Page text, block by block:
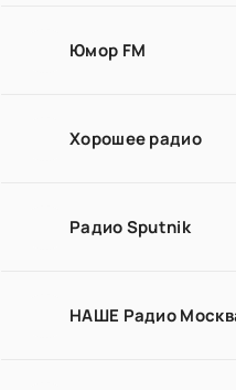
Юмор FM
Хорошее радио
Радио Sputnik
НАШЕ Радио